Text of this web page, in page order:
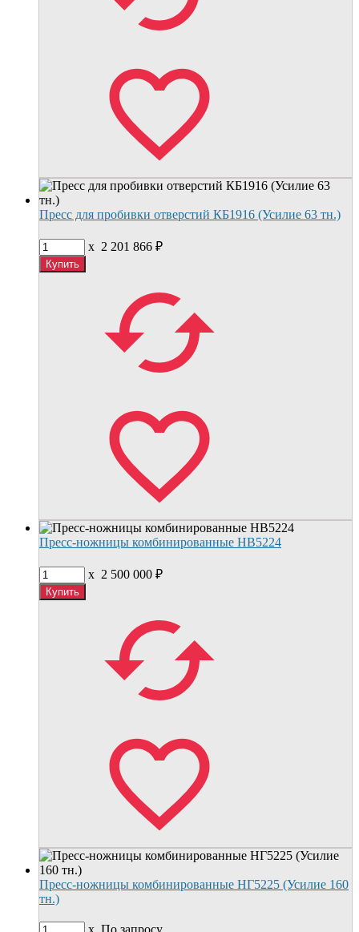
Пресс для пробивки отверстий КБ1916 (Усилие 63 тн.)
x 2 201 866 ₽
Пресс-ножницы комбинированные НВ5224
x 2 500 000 ₽
Пресс-ножницы комбинированные НГ5225 (Усилие 160
тн.)
x По запросу